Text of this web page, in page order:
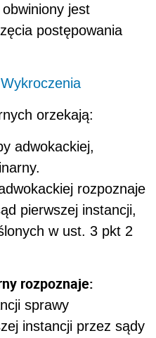
jest
postępowania
Wykroczenia
orzekają:
adwokackiej,
rozpoznaje
pierwszej instancji,
w ust. 3 pkt 2
rozpoznaje:
sprawy
instancji przez sądy